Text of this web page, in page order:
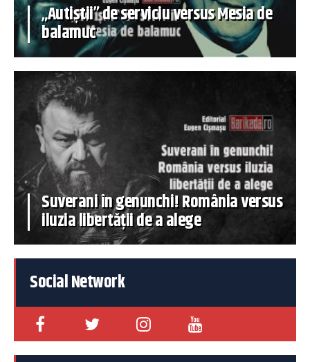
„Autiștii” de serviciu versus Mesia de
balamuc
Suverani în genunchi! România versus
iluzia libertății de a alege
Social Network